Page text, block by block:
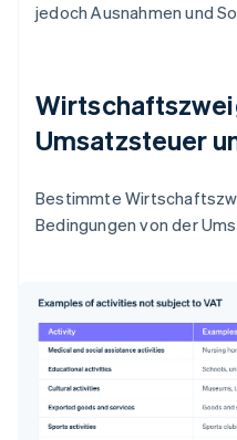
jedoch Ausnahmen und
Umsatzsteuer
Bestimmte
Bedingungen von der